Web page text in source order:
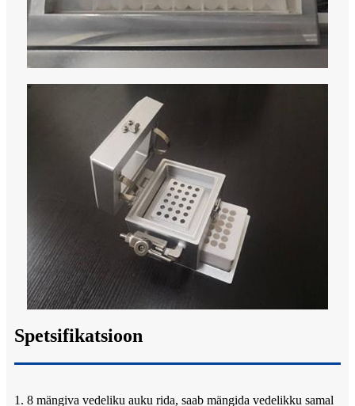
Spetsifikatsioon
1. 8 mängiva vedeliku auku rida, saab mängida vedelikku samal